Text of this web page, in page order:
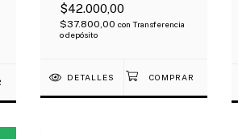
$42.000,00
$37.800,00 con Transferencia
o depósito
DETALLES